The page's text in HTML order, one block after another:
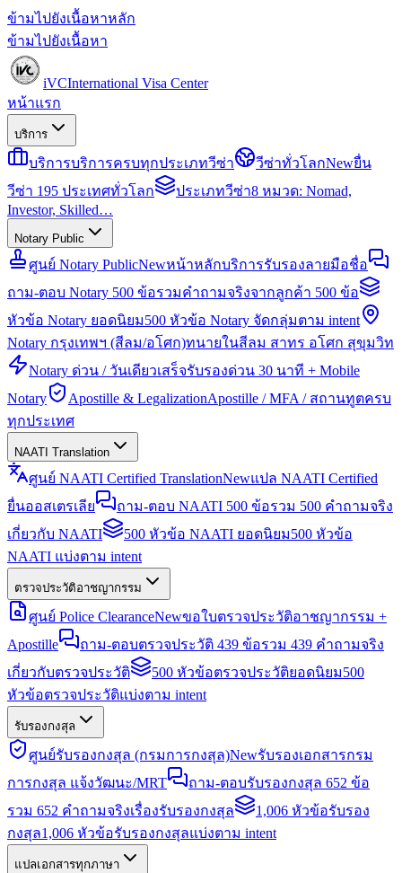
ข้ามไปยังเนื้อหาหลัก
ข้ามไปยังเนื้อหา
iVCInternational Visa Center
หน้าแรก
บริการ
บริการบริการครบทุกประเภทวีซ่า วีซ่าทั่วโลกNewยื่น
วีซ่า 195 ประเทศทั่วโลก
ประเภทวีซ่า8 หมวด: Nomad,
Investor, Skilled…
Notary Public
ศูนย์ Notary PublicNewหน้าหลักบริการรับรองลายมือชื่อ
ถาม-ตอบ Notary 500 ข้อรวมคำถามจริงจากลูกค้า 500 ข้อ
หัวข้อ Notary ยอดนิยม500 หัวข้อ Notary จัดกลุ่มตาม intent
Notary กรุงเทพฯ (สีลม/อโศก)ทนายในสีลม สาทร อโศก สุขุมวิท
Notary ด่วน / วันเดียวเสร็จรับรองด่วน 30 นาที + Mobile
Notary
Apostille & LegalizationApostille / MFA / สถานทูตครบ
ทุกประเทศ
NAATI Translation
ศูนย์ NAATI Certified TranslationNewแปล NAATI Certified
ยื่นออสเตรเลีย
ถาม-ตอบ NAATI 500 ข้อรวม 500 คำถามจริง
เกี่ยวกับ NAATI
500 หัวข้อ NAATI ยอดนิยม500 หัวข้อ
NAATI แบ่งตาม intent
ตรวจประวัติอาชญากรรม
ศูนย์ Police ClearanceNewขอใบตรวจประวัติอาชญากรรม +
Apostille
ถาม-ตอบตรวจประวัติ 439 ข้อรวม 439 คำถามจริง
เกี่ยวกับตรวจประวัติ
500 หัวข้อตรวจประวัติยอดนิยม500
หัวข้อตรวจประวัติแบ่งตาม intent
รับรองกงสุล
ศูนย์รับรองกงสุล (กรมการกงสุล)Newรับรองเอกสารกรม
การกงสุล แจ้งวัฒนะ/MRT
ถาม-ตอบรับรองกงสุล 652 ข้อ
รวม 652 คำถามจริงเรื่องรับรองกงสุล
1,006 หัวข้อรับรอง
กงสุล1,006 หัวข้อรับรองกงสุลแบ่งตาม intent
แปลเอกสารทุกภาษา